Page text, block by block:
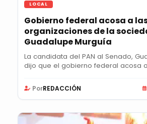
LOCAL
Gobierno federal acosa a
organizaciones de la
Guadalupe Murguía
La candidata del PAN al Senado,
dijo que el gobierno federal acosa
PorREDACCIÓN